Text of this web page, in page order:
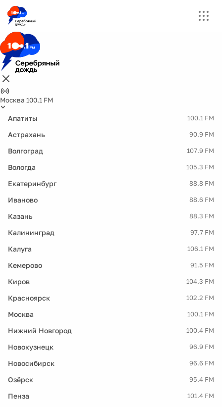
Москва 100.1 FM
Апатиты 100.1 FM
Астрахань 90.9 FM
Волгоград 107.9 FM
Вологда 105.3 FM
Екатеринбург 88.8 FM
Иваново 88.6 FM
Казань 88.3 FM
Калининград 97.7 FM
Калуга 106.1 FM
Кемерово 91.5 FM
Киров 104.3 FM
Красноярск 102.2 FM
Москва 100.1 FM
Нижний Новгород 100.4 FM
Новокузнецк 96.9 FM
Новосибирск 96.6 FM
Озёрск 95.4 FM
Пенза 101.4 FM